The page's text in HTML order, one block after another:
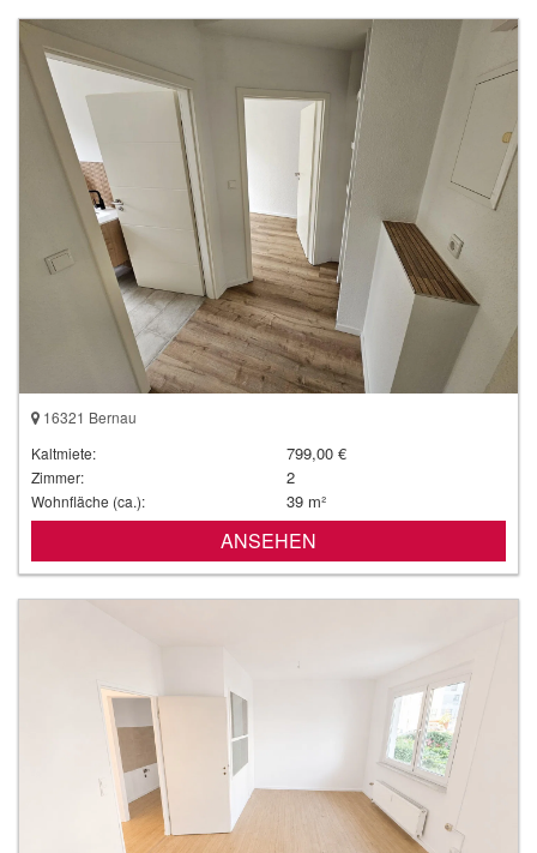
16321 Bernau
Kaltmiete:
799,00 €
Zimmer: 2
Wohnfläche (ca.): 39 m²
ANSEHEN